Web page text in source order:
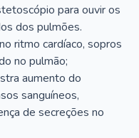
para ouvir os
dos pulmões.
ritmo cardíaco, sopros
no pulmão;
aumento do
sanguíneos,
de secreções no